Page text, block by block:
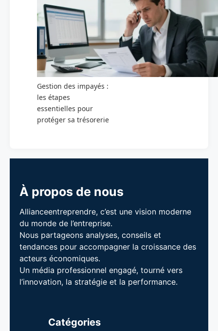
Gestion des impayés :
les étapes
essentielles pour
protéger sa trésorerie
À propos de nous
Allianceentreprendre, c’est une vision moderne
du monde de l’entreprise.
Nous partageons analyses, conseils et
tendances pour accompagner la croissance des
acteurs économiques.
Un média professionnel engagé, tourné vers
l’innovation, la stratégie et la performance.
Catégories